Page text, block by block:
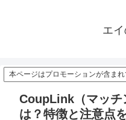
エ
本ページはプロモーションが含ま
CoupLink（マッチ
は？特徴と注意点